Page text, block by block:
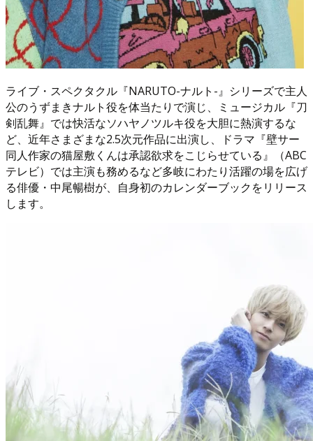
ライブ・スペクタクル『NARUTO-ナルト-』シリーズで主人
公のうずまきナルト役を体当たりで演じ、ミュージカル『刀
剣乱舞』では快活なソハヤノツルキ役を大胆に熱演するな
ど、近年さまざまな2.5次元作品に出演し、ドラマ『壁サー
同人作家の猫屋敷くんは承認欲求をこじらせている』（ABC
テレビ）では主演も務めるなど多岐にわたり活躍の場を広げ
る俳優・中尾暢樹が、自身初のカレンダーブックをリリース
します。